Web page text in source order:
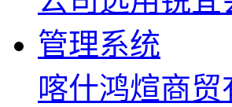
喀什鸿煊商